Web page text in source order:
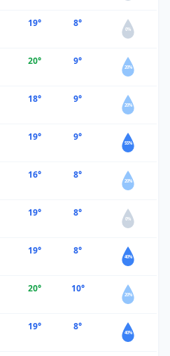
19° 8°
0%
20° 9°
20%
18° 9°
20%
19° 9°
55%
16° 8°
20%
19° 8°
0%
19° 8°
40%
20° 10°
20%
19° 8°
40%